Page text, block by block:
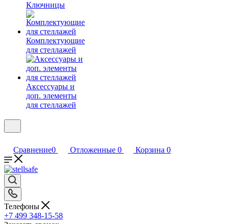
Ключницы
Комплектующие
для стеллажей
Аксессуары и
доп. элементы
для стеллажей
Сравнение0 Отложенные 0 Корзина 0
Телефоны
+7 499 348-15-58